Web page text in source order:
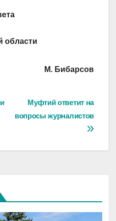
области
М. Бибарсов
Муфтий ответит на
вопросы журналистов